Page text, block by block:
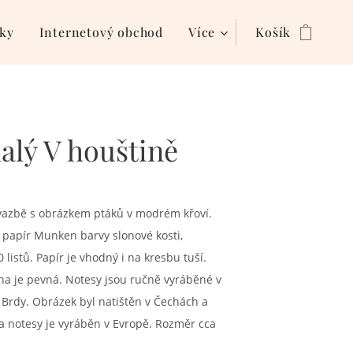
Internetový obchod Více Košík
V houštině
s obrázkem ptáků v modrém křoví.
Munken barvy slonové kosti,
listů. Papír je vhodný i na kresbu tuší.
je pevná. Notesy jsou ručně vyráběné v
Obrázek byl natištěn v Čechách a
notesy je vyráběn v Evropě. Rozměr cca